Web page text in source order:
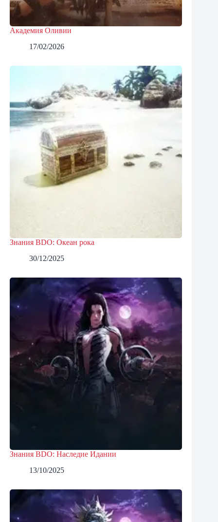
Академия Оливии
17/02/2026
Знания BDO: Океан рока
30/12/2025
Знания BDO: Наследие Идании
13/10/2025